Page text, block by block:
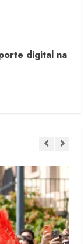
retomada da
Movimento